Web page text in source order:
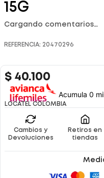
15G
Cargando comentarios…
REFERENCIA: 20470296
$ 40.100
Acumula 0
LOCATEL COLOMBIA
Cambios y
Devoluciones
Retiros en
tiendas